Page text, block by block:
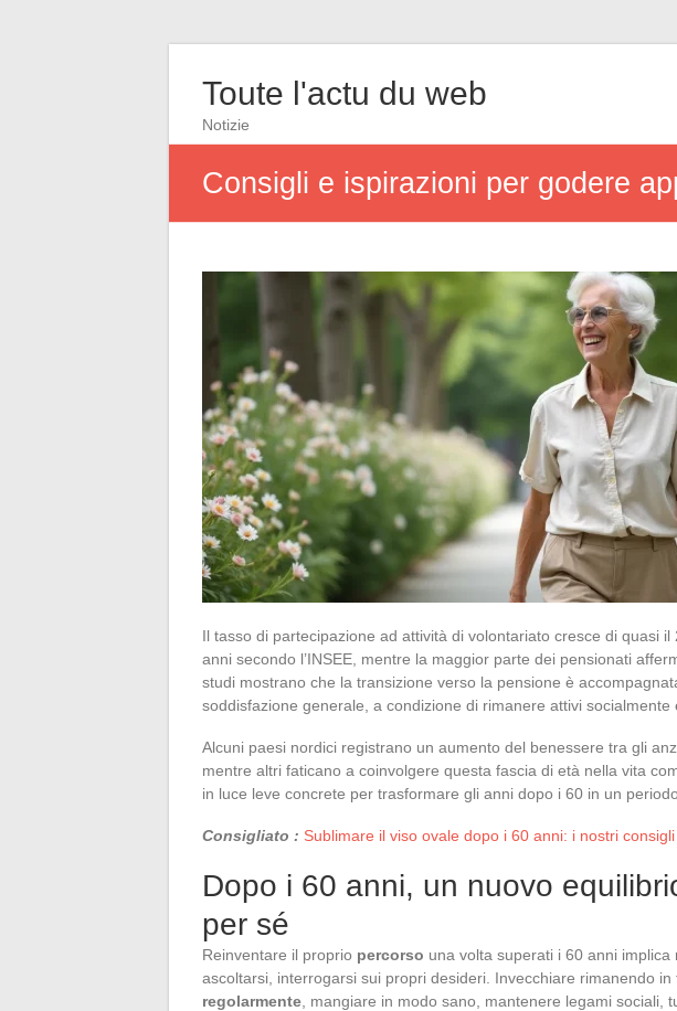
Toute l'actu du web
Notizie
Consigli e ispirazioni per godere
Il tasso di partecipazione ad attività di volontariato cresce di quasi
anni secondo l’INSEE, mentre la maggior parte dei pensionati
studi mostrano che la transizione verso la pensione è
soddisfazione generale, a condizione di rimanere attivi socialmente
Alcuni paesi nordici registrano un aumento del benessere tra gli
mentre altri faticano a coinvolgere questa fascia di età nella vita
in luce leve concrete per trasformare gli anni dopo i 60 in un
Consigliato : Sublimare il viso ovale dopo i 60 anni: i nostri
Dopo i 60 anni, un nuovo
per sé
Reinventare il proprio percorso una volta superati i 60 anni implica
ascoltarsi, interrogarsi sui propri desideri. Invecchiare rimanendo in
regolarmente , mangiare in modo sano, mantenere legami sociali,